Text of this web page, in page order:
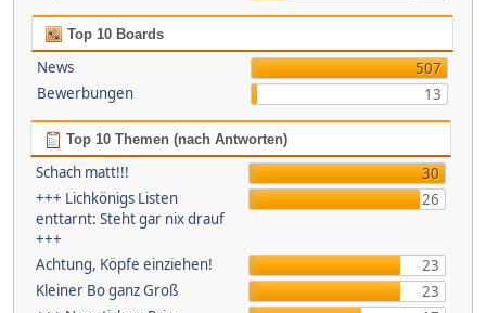
Top 10 Boards
News
507
Bewerbungen
13
Top 10 Themen (nach Antworten)
Schach matt!!!
30
+++ Lichkönigs Listen
enttarnt: Steht gar nix drauf
+++
26
Achtung, Köpfe einziehen!
23
Kleiner Bo ganz Groß
23